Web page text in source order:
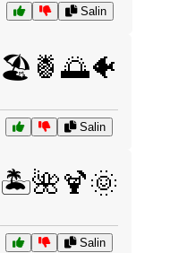
Salin
🏖️🍍🌅🐠
Salin
🏝️🌺🍹🌞
Salin